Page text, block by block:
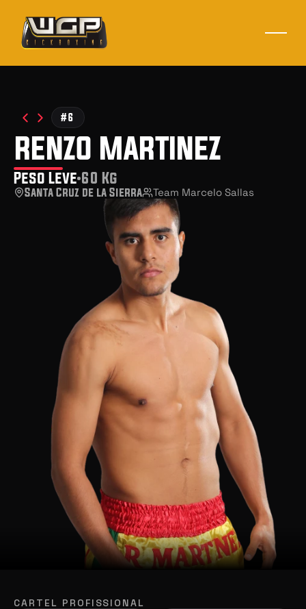
#6
renzo martinez
Peso Leve 60 Kg
Santa Cruz de la Sierra Team Marcelo Sallas
CARTEL PROFISSIONAL